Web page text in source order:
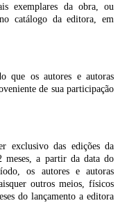
exemplares da obra, ou
catálogo da editora, em
que os autores e autoras
de sua participação
exclusivo das edições da
a partir da data do
os autores e autoras
outros meios, físicos
do lançamento a editora